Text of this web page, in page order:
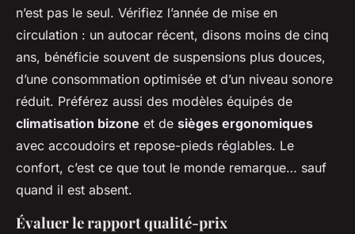
n’est pas le seul. Vérifiez l’année de mise en
circulation : un autocar récent, disons moins de cinq
ans, bénéficie souvent de suspensions plus douces,
d’une consommation optimisée et d’un niveau sonore
réduit. Préférez aussi des modèles équipés de
climatisation bizone et de sièges ergonomiques
avec accoudoirs et repose-pieds réglables. Le
confort, c’est ce que tout le monde remarque… sauf
quand il est absent.
Évaluer le rapport qualité-prix